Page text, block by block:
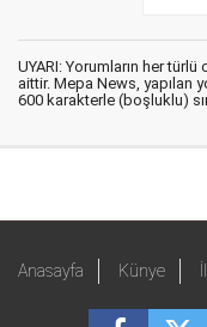
UYARI: Yorumların her
aittir. Mepa News, yapılan
600 karakterle (boşluklu)
Anasayfa Künye